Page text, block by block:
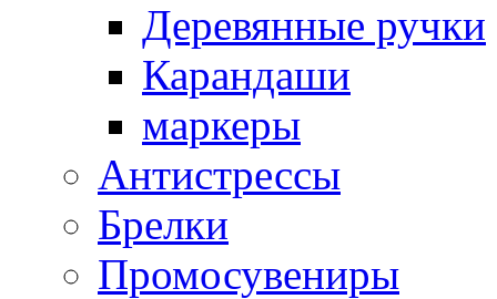
Деревянные ручки
Карандаши
маркеры
Антистрессы
Брелки
Промосувениры